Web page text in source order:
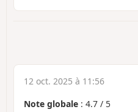
12 oct. 2025 à 11:56
Note globale : 4.7 / 5